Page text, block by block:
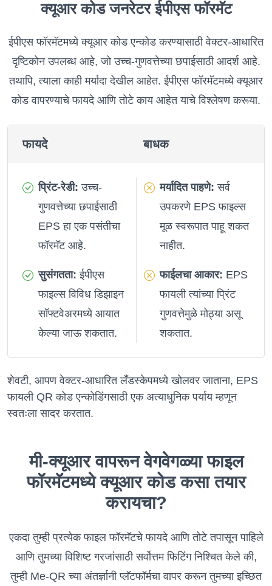
क्यूआर कोड जनरेटर ईपीएस फॉरमॅट
ईपीएस फॉरमॅटमध्ये क्यूआर कोड एन्कोड करण्यासाठी वेक्टर-आधारित
दृष्टिकोन उपलब्ध आहे, जो उच्च-गुणवत्तेच्या छपाईसाठी आदर्श आहे.
तथापि, त्याला काही मर्यादा देखील आहेत. ईपीएस फॉरमॅटमध्ये क्यूआर
कोड वापरण्याचे फायदे आणि तोटे काय आहेत याचे विश्लेषण करूया.
फायदे बाधक
प्रिंट-रेडी: उच्च-
गुणवत्तेच्या छपाईसाठी
EPS हा एक पसंतीचा
फॉरमॅट आहे.
सुसंगतता: ईपीएस
फाइल्स विविध डिझाइन
सॉफ्टवेअरमध्ये आयात
केल्या जाऊ शकतात.
मर्यादित पाहणे: सर्व
उपकरणे EPS फाइल्स
मूळ स्वरूपात पाहू शकत
नाहीत.
फाईलचा आकार: EPS
फायली त्यांच्या प्रिंट
गुणवत्तेमुळे मोठ्या असू
शकतात.
शेवटी, आपण वेक्टर-आधारित लँडस्केपमध्ये खोलवर जाताना, EPS
फायली QR कोड एन्कोडिंगसाठी एक अत्याधुनिक पर्याय म्हणून
स्वतःला सादर करतात.
मी-क्यूआर वापरून वेगवेगळ्या फाइल
फॉरमॅटमध्ये क्यूआर कोड कसा तयार
करायचा?
एकदा तुम्ही प्रत्येक फाइल फॉरमॅटचे फायदे आणि तोटे तपासून पाहिले
आणि तुमच्या विशिष्ट गरजांसाठी सर्वोत्तम फिटिंग निश्चित केले की,
तुम्ही Me-QR च्या अंतर्ज्ञानी प्लॅटफॉर्मचा वापर करून तुमच्या इच्छित